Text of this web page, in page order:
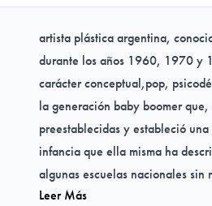
artista plástica argentina,
durante los años 1960, 1970 y
carácter conceptual,pop,
la generación baby boomer
preestablecidas y estableció
infancia que ella misma ha
algunas escuelas nacionales
exposición individual e inició su
Leer Más